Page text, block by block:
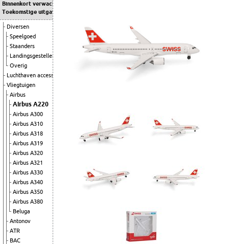
Binnenkort verwacht
Toekomstige uitgaven
Diversen
Speelgoed
Staanders
Landingsgestellen
Overig
Luchthaven accessoires
Vliegtuigen
Airbus
Airbus A220
Airbus A300
Airbus A310
Airbus A318
Airbus A319
Airbus A320
Airbus A321
Airbus A330
Airbus A340
Airbus A350
Airbus A380
Beluga
Antonov
ATR
BAC